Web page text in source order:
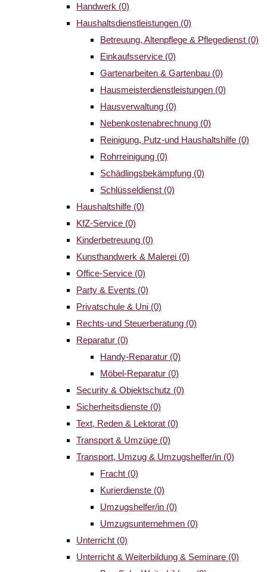
Handwerk (0)
Haushaltsdienstleistungen (0)
Betreuung, Altenpflege & Pflegedienst (0)
Einkaufsservice (0)
Gartenarbeiten & Gartenbau (0)
Hausmeisterdienstleistungen (0)
Hausverwaltung (0)
Nebenkostenabrechnung (0)
Reinigung, Putz-und Haushaltshilfe (0)
Rohrreinigung (0)
Schädlingsbekämpfung (0)
Schlüsseldienst (0)
Haushaltshilfe (0)
KfZ-Service (0)
Kinderbetreuung (0)
Kunsthandwerk & Malerei (0)
Office-Service (0)
Party & Events (0)
Privatschule & Uni (0)
Rechts-und Steuerberatung (0)
Reparatur (0)
Handy-Reparatur (0)
Möbel-Reparatur (0)
Security & Objektschutz (0)
Sicherheitsdienste (0)
Text, Reden & Lektorat (0)
Transport & Umzüge (0)
Transport, Umzug & Umzugshelfer/in (0)
Fracht (0)
Kurierdienste (0)
Umzugshelfer/in (0)
Umzugsunternehmen (0)
Unterricht (0)
Unterricht & Weiterbildung & Seminare (0)